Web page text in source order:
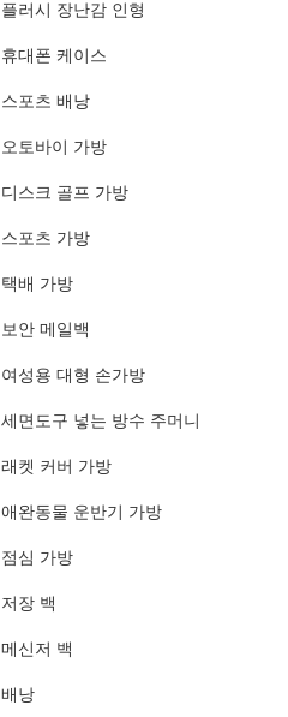
플러시 장난감 인형
휴대폰 케이스
스포츠 배낭
오토바이 가방
디스크 골프 가방
스포츠 가방
택배 가방
보안 메일백
여성용 대형 손가방
세면도구 넣는 방수 주머니
래켓 커버 가방
애완동물 운반기 가방
점심 가방
저장 백
메신저 백
배낭